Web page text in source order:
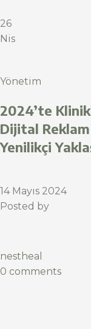
26
Nis
Yönetim
2024’te
Dijital
Yenilikçi
14 Mayıs 2024
Posted by
nestheal
0 comments